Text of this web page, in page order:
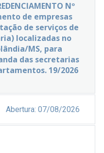
Nº
de empresas
de serviços de
localizadas no
MS, para
das secretarias
19/2026
Abertura: 07/08/2026